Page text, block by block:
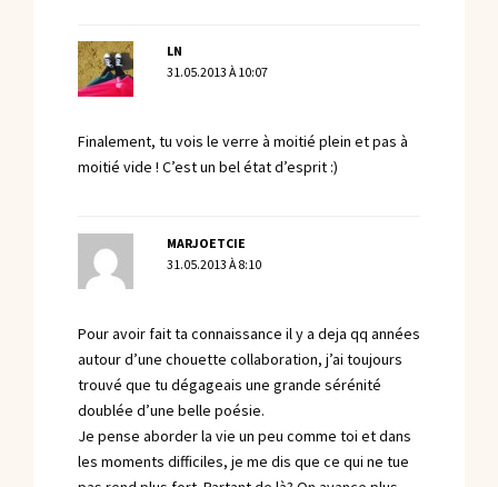
LN
31.05.2013 À 10:07
Finalement, tu vois le verre à moitié plein et pas à
moitié vide ! C’est un bel état d’esprit :)
MARJOETCIE
31.05.2013 À 8:10
Pour avoir fait ta connaissance il y a deja qq années
autour d’une chouette collaboration, j’ai toujours
trouvé que tu dégageais une grande sérénité
doublée d’une belle poésie.
Je pense aborder la vie un peu comme toi et dans
les moments difficiles, je me dis que ce qui ne tue